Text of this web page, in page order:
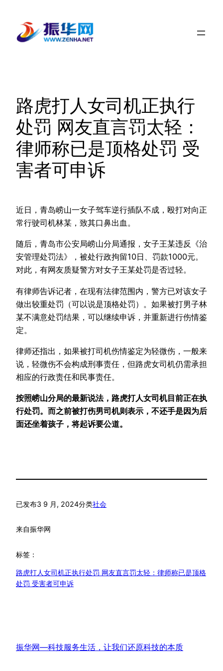
路虎打人女司机正执行
处罚 网友直言罚太轻：
律师称已是顶格处罚 受
害者可申诉
近日，青岛崂山一女子驾车逆行插队不成，殴打对向正
常行驶司机林某，致其口鼻出血。
随后，青岛市公安局崂山分局通报，女子王某违反《治
安管理处罚法》，被处行政拘留10日、罚款1000元。
对此，有网友质疑警方对女子王某处罚是否过轻。
有律师告诉记者，在现有法律范围内，警方已对该女子
做出较重处罚（可以说是顶格处罚）。如果被打男子林
某不满意处罚结果，可以继续申诉，并重新进行伤情鉴
定。
律师还指出，如果被打司机伤情鉴定为轻微伤，一般来
说，轻微伤不会构成刑事责任，但路虎女司机仍需承担
相应的行政责任和民事责任。
按照崂山分局的最新说法，路虎打人女司机目前正在执
行处罚。而之前被打伤男司机则表示，不还手是因为后
面还坐着孩子，将起诉要公道。
已发布3 9 月, 2024分类社会
来自振华网
标签：
路虎打人女司机正执行处罚 网友直言罚太轻：律师称已是顶格
处罚 受害者可申诉
振华网—科技服务生活，让我们还原科技的本质